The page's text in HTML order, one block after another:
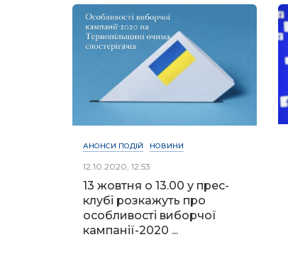
АНОНСИ ПОДІЙ НОВИНИ
12.10.2020, 12:53
13 жовтня о 13.00 у прес-
клубі розкажуть про
особливості виборчої
кампанії-2020 ...